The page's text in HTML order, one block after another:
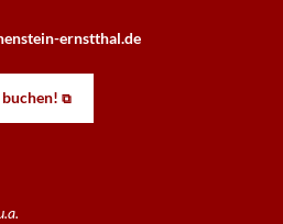
ernstthal.de